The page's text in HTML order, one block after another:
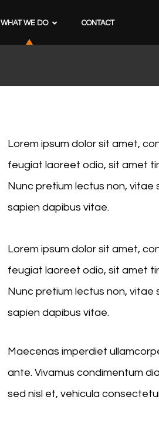
WHAT WE DO CONTACT
Lorem ipsum dolor sit amet,
feugiat laoreet odio, sit amet
Nunc pretium lectus non, vitae
sapien dapibus vitae.
Lorem ipsum dolor sit amet,
feugiat laoreet odio, sit amet
Nunc pretium lectus non, vitae
sapien dapibus vitae.
Maecenas imperdiet
ante. Vivamus condimentum
sed nisl et, vehicula